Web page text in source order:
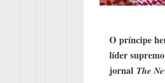
O príncipe
líder
jornal The